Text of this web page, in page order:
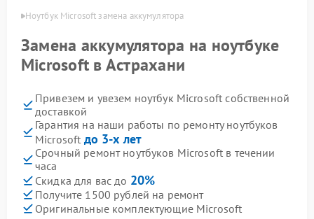
Ноутбук Microsoft замена аккумулятора
Замена аккумулятора на ноутбуке
Microsoft в Астрахани
Привезем и увезем ноутбук Microsoft собственной
доставкой
Гарантия на наши работы по ремонту ноутбуков
Microsoft до 3-х лет
Срочный ремонт ноутбуков Microsoft в течении
часа
Скидка для вас до 20%
Получите 1500 рублей на ремонт
Оригинальные комплектующие Microsoft